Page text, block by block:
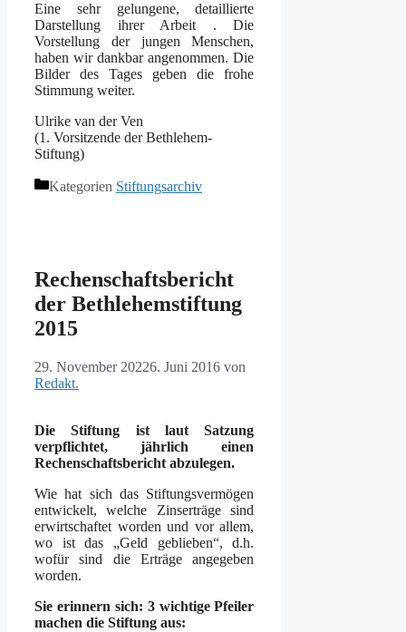
Eine sehr gelungene, detaillierte
Darstellung ihrer Arbeit . Die
Vorstellung der jungen Menschen,
haben wir dankbar angenommen. Die
Bilder des Tages geben die frohe
Stimmung weiter.
Ulrike van der Ven
(1. Vorsitzende der Bethlehem-
Stiftung)
Kategorien Stiftungsarchiv
Rechenschaftsbericht
der Bethlehemstiftung
2015
29. November 20226. Juni 2016 von
Redakt.
Die Stiftung ist laut Satzung
verpflichtet, jährlich einen
Rechenschaftsbericht abzulegen.
Wie hat sich das Stiftungsvermögen
entwickelt, welche Zinserträge sind
erwirtschaftet worden und vor allem,
wo ist das „Geld geblieben“, d.h.
wofür sind die Erträge angegeben
worden.
Sie erinnern sich: 3 wichtige Pfeiler
machen die Stiftung aus: